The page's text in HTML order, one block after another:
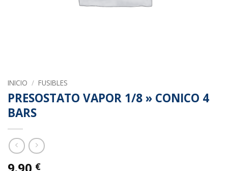
INICIO / FUSIBLES
PRESOSTATO VAPOR 1/8 » CONICO 4
BARS
€